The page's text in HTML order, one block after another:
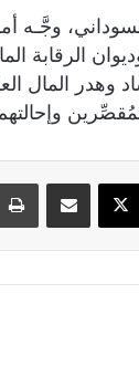
وجَّـه
الرقابة
وهدر المال
X مشاركة عبر البريد